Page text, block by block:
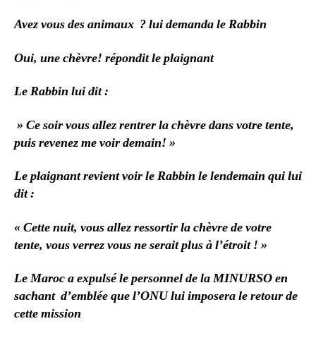
Avez vous des animaux ? lui demanda le Rabbin
Oui, une chèvre! répondit le plaignant
Le Rabbin lui dit :
» Ce soir vous allez rentrer la chèvre dans votre tente,
puis revenez me voir demain! »
Le plaignant revient voir le Rabbin le lendemain qui lui
dit :
« Cette nuit, vous allez ressortir la chèvre de votre
tente, vous verrez vous ne serait plus à l’étroit ! »
Le Maroc a expulsé le personnel de la MINURSO en
sachant d’emblée que l’ONU lui imposera le retour de
cette mission